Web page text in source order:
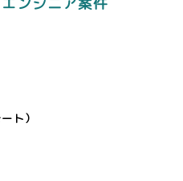
ンジニア案件
ト）